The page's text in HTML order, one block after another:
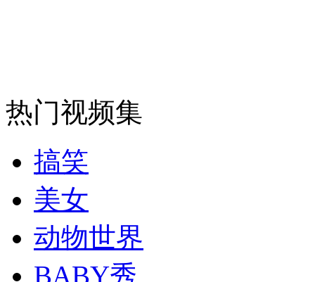
纽约上演“枕头大战”
司机酒驾遇交警 急速倒车逃窜
热门视频集
搞笑
美女
动物世界
BABY秀